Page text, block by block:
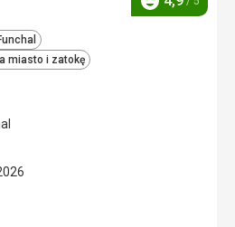
Ocena
miasto i zatokę